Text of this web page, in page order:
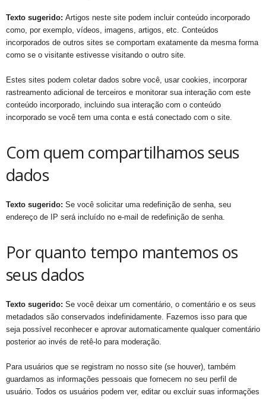
Texto sugerido: Artigos neste site podem incluir conteúdo incorporado
como, por exemplo, vídeos, imagens, artigos, etc. Conteúdos
incorporados de outros sites se comportam exatamente da mesma forma
como se o visitante estivesse visitando o outro site.
Estes sites podem coletar dados sobre você, usar cookies, incorporar
rastreamento adicional de terceiros e monitorar sua interação com este
conteúdo incorporado, incluindo sua interação com o conteúdo
incorporado se você tem uma conta e está conectado com o site.
Com quem compartilhamos seus
dados
Texto sugerido: Se você solicitar uma redefinição de senha, seu
endereço de IP será incluído no e-mail de redefinição de senha.
Por quanto tempo mantemos os
seus dados
Texto sugerido: Se você deixar um comentário, o comentário e os seus
metadados são conservados indefinidamente. Fazemos isso para que
seja possível reconhecer e aprovar automaticamente qualquer comentário
posterior ao invés de retê-lo para moderação.
Para usuários que se registram no nosso site (se houver), também
guardamos as informações pessoais que fornecem no seu perfil de
usuário. Todos os usuários podem ver, editar ou excluir suas informações